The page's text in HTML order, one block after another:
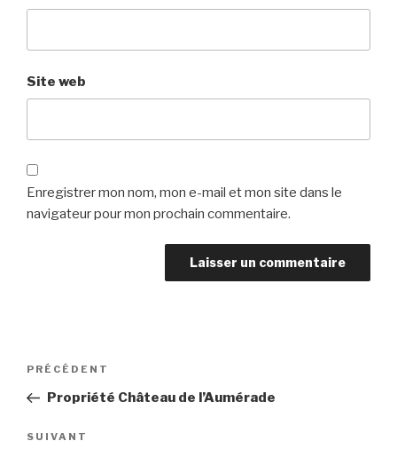
Site web
Enregistrer mon nom, mon e-mail et mon site dans le
navigateur pour mon prochain commentaire.
Navigation
l’article
Article
précédent
PRÉCÉDENT
Propriété Château de l’Aumérade
Article
SUIVANT